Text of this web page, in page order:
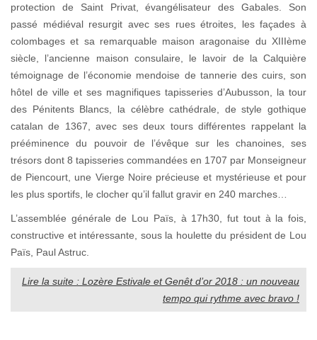
protection de Saint Privat, évangélisateur des Gabales. Son
passé médiéval resurgit avec ses rues étroites, les façades à
colombages et sa remarquable maison aragonaise du XIIIème
siècle, l’ancienne maison consulaire, le lavoir de la Calquière
témoignage de l’économie mendoise de tannerie des cuirs, son
hôtel de ville et ses magnifiques tapisseries d’Aubusson, la tour
des Pénitents Blancs, la célèbre cathédrale, de style gothique
catalan de 1367, avec ses deux tours différentes rappelant la
prééminence du pouvoir de l’évêque sur les chanoines, ses
trésors dont 8 tapisseries commandées en 1707 par Monseigneur
de Piencourt, une Vierge Noire précieuse et mystérieuse et pour
les plus sportifs, le clocher qu’il fallut gravir en 240 marches…
L’assemblée générale de Lou Païs, à 17h30, fut tout à la fois,
constructive et intéressante, sous la houlette du président de Lou
Païs, Paul Astruc.
Lire la suite : Lozère Estivale et Genêt d’or 2018 : un nouveau
tempo qui rythme avec bravo !